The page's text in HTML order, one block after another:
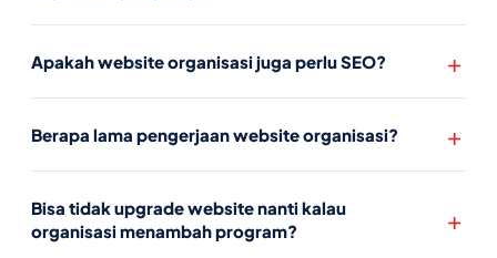
Apakah website organisasi juga perlu SEO?
Berapa lama pengerjaan website organisasi?
Bisa tidak upgrade website nanti kalau
organisasi menambah program?